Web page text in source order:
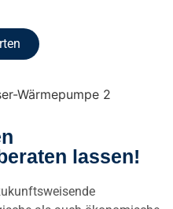
lassen!